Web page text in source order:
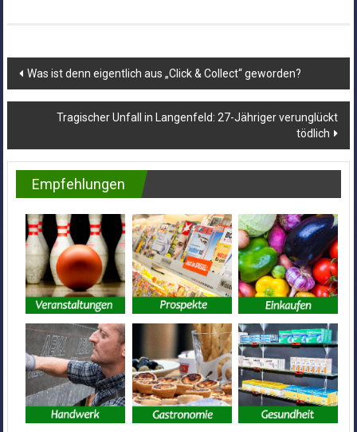
Beitragsnavigation
Was ist denn eigentlich aus „Click & Collect“ geworden?
Tragischer Unfall in Langenfeld: 27-Jähriger verunglückt
tödlich
Empfehlungen